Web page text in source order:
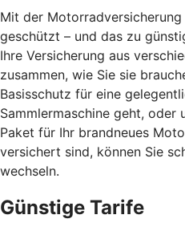
Mit der Motorradversicherung
geschützt – und das zu
Ihre Versicherung aus
zusammen, wie Sie sie
Basisschutz für eine
Sammlermaschine geht, oder
Paket für Ihr brandneues
versichert sind, können Sie
wechseln.
Günstige Tarife